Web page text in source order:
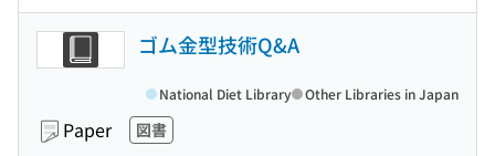
ゴム金型技術Q&A
Paper 図書
National Diet Library Other Libraries in Japan